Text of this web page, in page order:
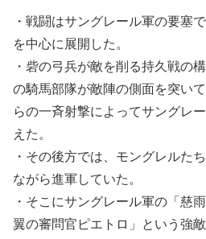
・戦闘はサングレール軍の要塞
を中心に展開した。
・砦の弓兵が敵を削る持久戦の
の騎馬部隊が敵陣の側面を突い
らの一斉射撃によってサングレ
えた。
・その後方では、モングレルた
ながら進軍していた。
・そこにサングレール軍の「慈
翼の審問官ピエトロ」という強